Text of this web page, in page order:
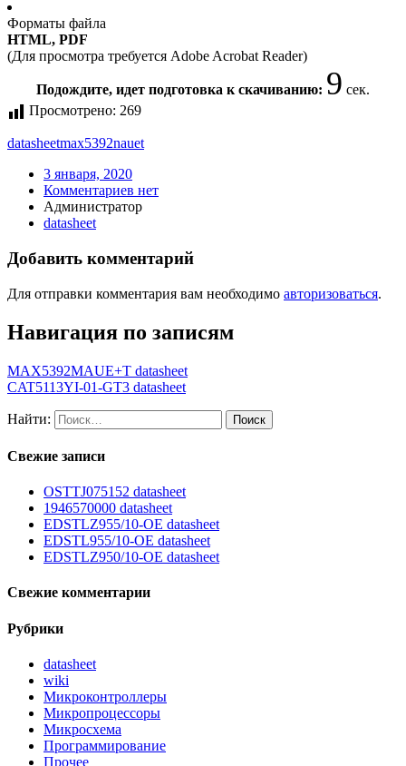
Форматы файла
HTML, PDF
(Для просмотра требуется Adobe Acrobat Reader)
Подождите, идет подготовка к скачиванию: 9 сек.
Просмотрено: 269
datasheetmax5392nauet
3 января, 2020
Комментариев нет
Администратор
datasheet
Добавить комментарий
Для отправки комментария вам необходимо авторизоваться.
Навигация по записям
MAX5392MAUE+T datasheet
CAT5113YI-01-GT3 datasheet
Найти:
Свежие записи
OSTTJ075152 datasheet
1946570000 datasheet
EDSTLZ955/10-OE datasheet
EDSTL955/10-OE datasheet
EDSTLZ950/10-OE datasheet
Свежие комментарии
Рубрики
datasheet
wiki
Микроконтроллеры
Микропроцессоры
Микросхема
Программирование
Прочее